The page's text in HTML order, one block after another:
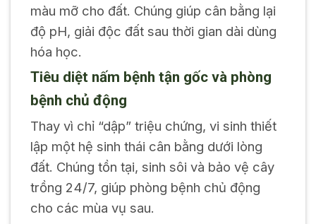
màu mỡ cho đất. Chúng giúp cân bằng lại
độ pH, giải độc đất sau thời gian dài dùng
hóa học.
Tiêu diệt nấm bệnh tận gốc và phòng
bệnh chủ động
Thay vì chỉ “dập” triệu chứng, vi sinh thiết
lập một hệ sinh thái cân bằng dưới lòng
đất. Chúng tồn tại, sinh sôi và bảo vệ cây
trồng 24/7, giúp phòng bệnh chủ động
cho các mùa vụ sau.